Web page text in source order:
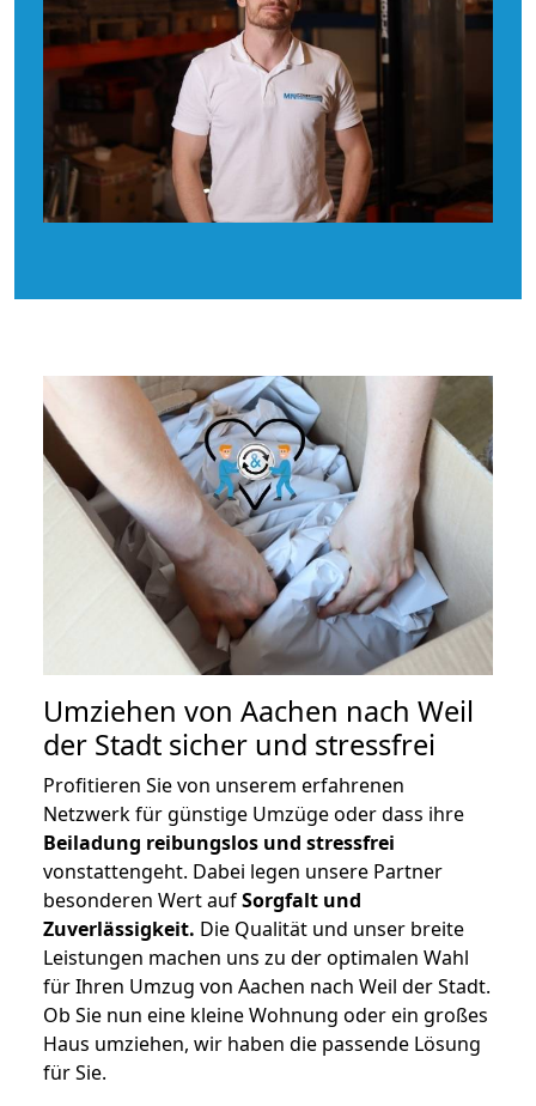
Umziehen von Aachen nach Weil
der Stadt sicher und stressfrei
Profitieren Sie von unserem erfahrenen
Netzwerk für günstige Umzüge oder dass ihre
Beiladung reibungslos und stressfrei
vonstattengeht. Dabei legen unsere Partner
besonderen Wert aufSorgfalt und
Zuverlässigkeit. Die Qualität und unser breite
Leistungen machen uns zu der optimalen Wahl
für Ihren Umzug von Aachen nach Weil der Stadt.
Ob Sie nun eine kleine Wohnung oder ein großes
Haus umziehen, wir haben die passende Lösung
für Sie.